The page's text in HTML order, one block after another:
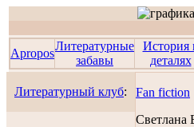
Apropos
Литературные
забавы
История
деталях
Литературный клуб:
Fan fiction
Светланa